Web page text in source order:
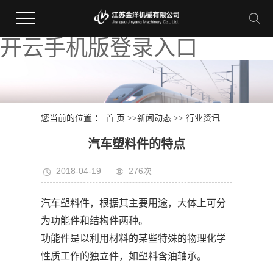
开云手机版登录入口
您当前的位置 ：首 页 >>新闻动态 >>行业资讯
汽车塑料件的特点
2018-04-19 276次
汽车塑料件，根据其主要用途，大体上可分
为功能件和结构件两种。
功能件是以利用材料的某些特殊的物理化学
性质工作的独立件，如塑料含油轴承。